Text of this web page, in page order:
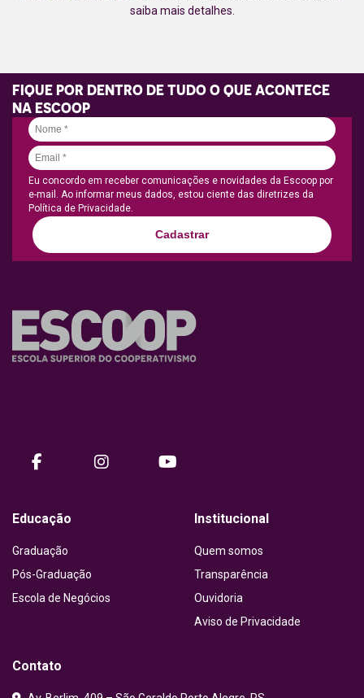
saiba mais detalhes.
FIQUE POR DENTRO DE TUDO O QUE ACONTECE
NA ESCOOP
Eu concordo em receber comunicações e novidades da Escoop por
e-mail. Ao informar meus dados, estou ciente das diretrizes da
Política de Privacidade.
Cadastrar
facebookinstagram
Educação
Graduação
Pós-Graduação
Escola de Negócios
Institucional
Quem somos
Transparência
Ouvidoria
Aviso de Privacidade
Contato